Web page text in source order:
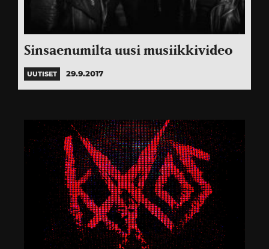
Sinsaenumilta uusi musiikkivideo
UUTISET 29.9.2017